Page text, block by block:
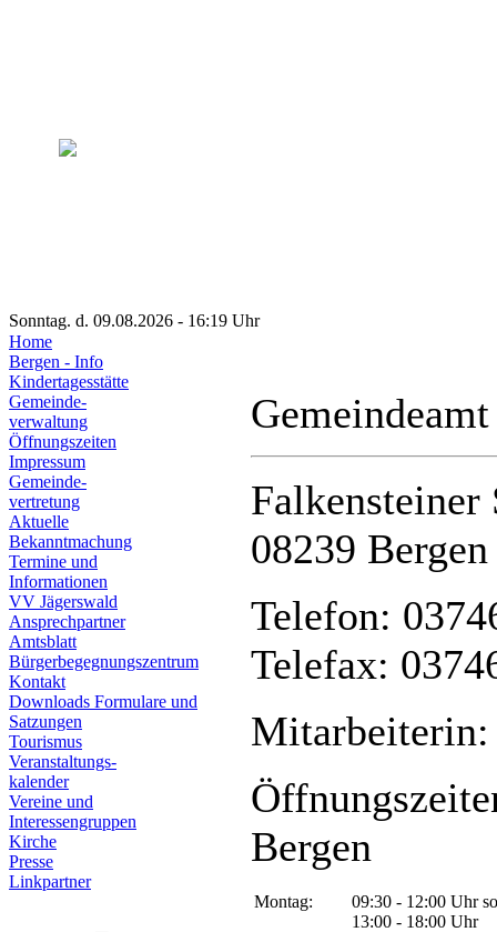
Sonntag. d. 09.08.2026 - 16:19 Uhr
Home
Bergen - Info
Kindertagesstätte
Gemeinde-
verwaltung
Öffnungszeiten
Impressum
Gemeinde-
vertretung
Aktuelle
Bekanntmachung
Termine und
Informationen
VV Jägerswald
Ansprechpartner
Amtsblatt
Bürgerbegegnungszentrum
Kontakt
Downloads Formulare und
Satzungen
Tourismus
Veranstaltungs-
kalender
Vereine und
Interessen­gruppen
Kirche
Presse
Linkpartner
Falkensteiner
08239 Bergen
Telefon:
Telefax:
Mitarbeiterin:
Bergen
Montag:
09:30 - 12:00 Uhr
13:00 - 18:00 Uhr